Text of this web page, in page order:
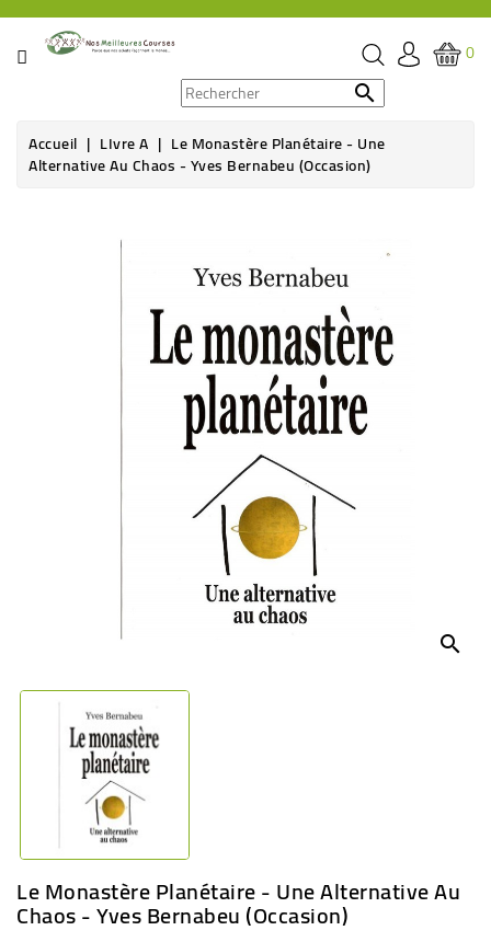
CATÉGORIE
ÉPICERIE
0

Accueil LIvre A Le Monastère Planétaire - Une
Alternative Au Chaos - Yves Bernabeu (Occasion)
search
Le Monastère Planétaire - Une Alternative Au
Chaos - Yves Bernabeu (Occasion)